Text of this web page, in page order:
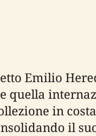
Emilio
quella
in
il